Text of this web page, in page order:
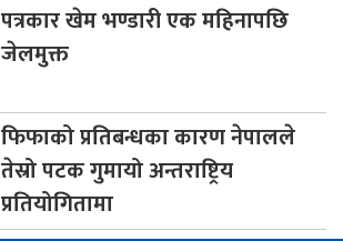
पत्रकारखेम भण्डारी एक महिनापछि
जेलमुक्त
फिफाकोप्रतिबन्धका कारण नेपालले
तेस्रो पटक गुमायो अन्तराष्ट्रिय
प्रतियोगितामा